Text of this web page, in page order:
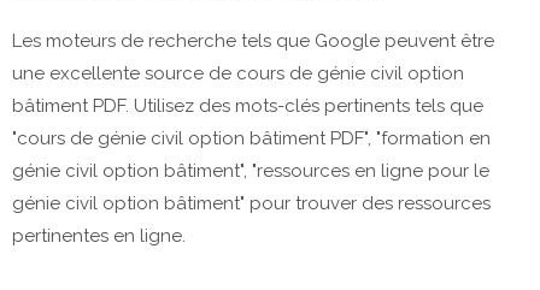
Les moteurs de recherche tels que Google peuvent être
une excellente source de cours de génie civil option
bâtiment PDF. Utilisez des mots-clés pertinents tels que
"cours de génie civil option bâtiment PDF", "formation en
génie civil option bâtiment", "ressources en ligne pour le
génie civil option bâtiment" pour trouver des ressources
pertinentes en ligne.